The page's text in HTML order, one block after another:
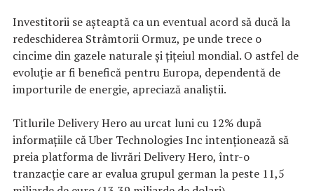
Investitorii se aşteaptă ca un eventual acord să ducă la
redeschiderea Strâmtorii Ormuz, pe unde trece o
cincime din gazele naturale şi ţiţeiul mondial. O astfel de
evoluţie ar fi benefică pentru Europa, dependentă de
importurile de energie, apreciază analiştii.
Titlurile Delivery Hero au urcat luni cu 12% după
informaţiile că Uber Technologies Inc intenţionează să
preia platforma de livrări Delivery Hero, într-o
tranzacţie care ar evalua grupul german la peste 11,5